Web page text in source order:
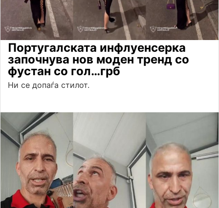
Португалската инфлуенсерка
започнува нов моден тренд со
фустан со гол…грб
Ни се допаѓа стилот.